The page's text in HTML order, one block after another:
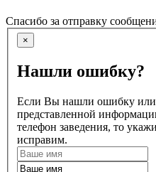
Спасибо за отправку
×
Нашли ошибку?
Если Вы нашли ошибку или
представленной
телефон заведения, то
исправим.